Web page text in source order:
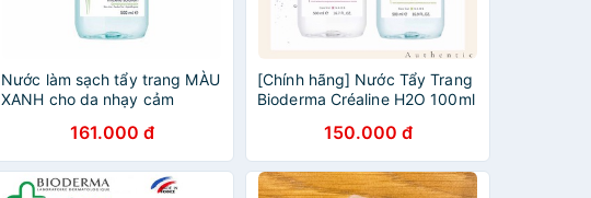
Nước làm sạch tẩy trang MÀU
XANH cho da nhạy cảm
H2O EffeSkin161.000 đ
[Chính hãng] Nước Tẩy Trang
Bioderma Créaline H2O 100ml
150.000 đ